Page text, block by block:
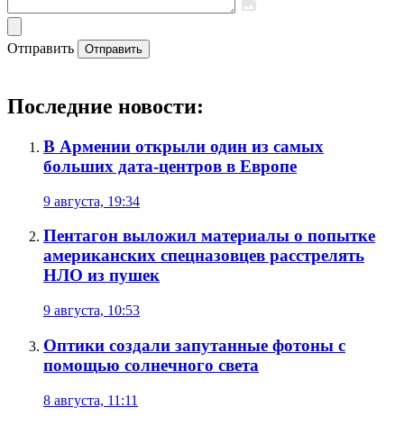
Отправить Отправить
Последние новости:
В Армении открыли один из самых
больших дата-центров в Европе
9 августа, 19:34
Пентагон выложил материалы о попытке
американских спецназовцев расстрелять
НЛО из пушек
9 августа, 10:53
Оптики создали запутанные фотоны с
помощью солнечного света
8 августа, 11:11